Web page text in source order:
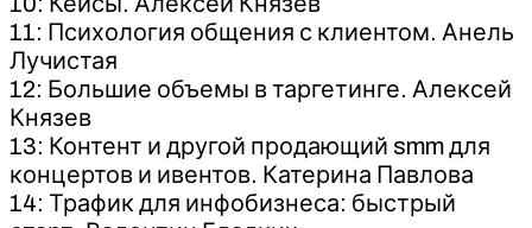
11: Психология общения с клиентом. Анель
Лучистая
12: Большие объемы в таргетинге. Алексей
Князев
13: Контент и другой продающий smm для
концертов и ивентов. Катерина Павлова
14: Трафик для инфобизнеса: быстрый